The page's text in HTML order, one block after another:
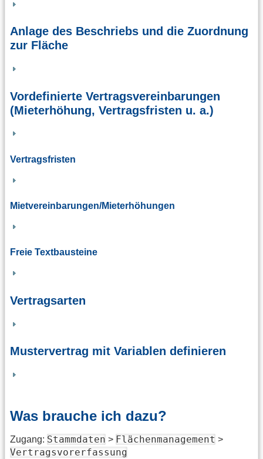
Anlage des Beschriebs und die Zuordnung
zur Fläche
Vordefinierte Vertragsvereinbarungen
(Mieterhöhung, Vertragsfristen u. a.)
Vertragsfristen
Mietvereinbarungen/Mieterhöhungen
Freie Textbausteine
Vertragsarten
Mustervertrag mit Variablen definieren
Was brauche ich dazu?
Zugang: Stammdaten > Flächenmanagement >
Vertragsvorerfassung